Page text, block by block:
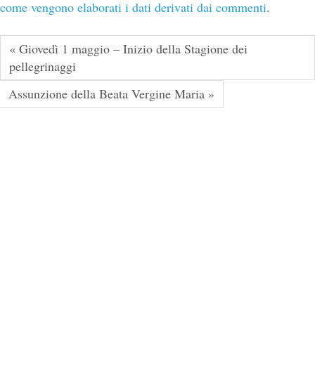
come vengono elaborati i dati derivati dai commenti.
« Giovedì 1 maggio – Inizio della Stagione dei
pellegrinaggi
Assunzione della Beata Vergine Maria »